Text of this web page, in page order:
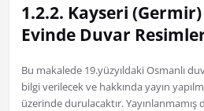
1.2.2. Kayseri
Evinde Duvar
Bu makalede 19.yüzyıldaki Osmanlı
bilgi verilecek ve hakkında yayın
üzerinde durulacaktır.